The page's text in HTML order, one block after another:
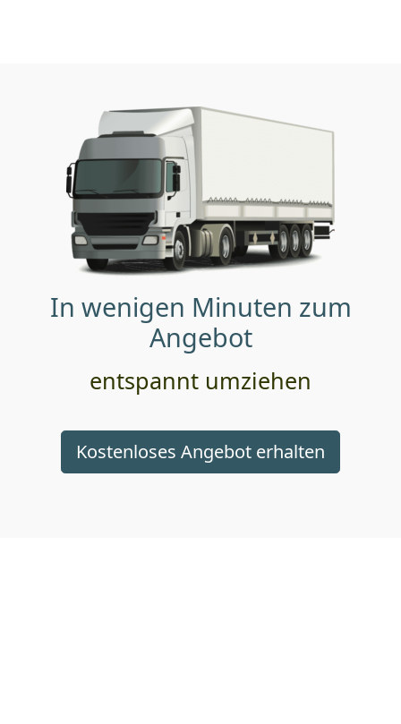
In wenigen Minuten zum
Angebot
entspannt umziehen
Kostenloses Angebot erhalten